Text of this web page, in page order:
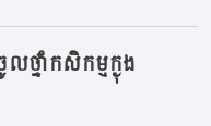
ថ្នាំកសិកម្មក្ងុង